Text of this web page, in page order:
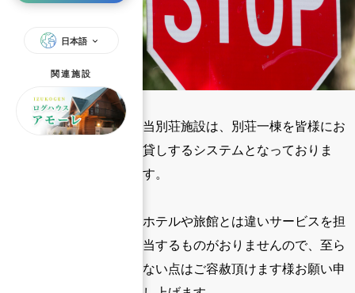
日本語
関連施設
当別荘施設は、別荘一棟を皆様にお
貸しするシステムとなっておりま
す。
ホテルや旅館とは違いサービスを担
当するものがおりませんので、至ら
ない点はご容赦頂けます様お願い申